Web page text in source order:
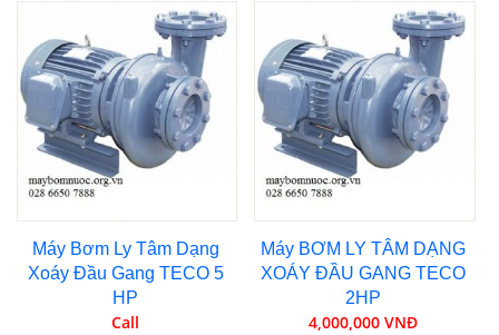
Máy Bơm Ly Tâm Dạng
Xoáy Đầu Gang TECO 5
HP
Call
Máy BƠM LY TÂM DẠNG
XOÁY ĐẦU GANG TECO
2HP
4,000,000 VNĐ